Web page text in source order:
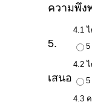
ความพึง
4.1
5
4.2
5
4.3
5.
เสนอ